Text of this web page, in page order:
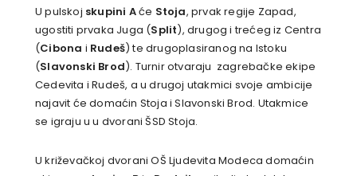
U pulskoj skupini Aće Stoja, prvak regije Zapad,
ugostiti prvaka Juga (Split), drugog i trećeg iz Centra
(Cibona i Rudeš) te drugoplasiranog na Istoku
(Slavonski Brod). Turnir otvaraju zagrebačke ekipe
Cedevita i Rudeš, a u drugoj utakmici svoje ambicije
najavit će domaćin Stoja i Slavonski Brod. Utakmice
se igraju u u dvorani ŠSD Stoja.
U križevačkoj dvorani OŠ Ljudevita Modeca domaćin